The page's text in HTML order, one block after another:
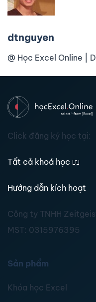
dtnguyen
@ Học Excel Online |
Click đăng ký học tại:
Tất cả khoá học 📖
Hướng dẫn kích hoạt
Công ty TNHH
MST: 0315976395
Sản phẩm
Khóa học Excel